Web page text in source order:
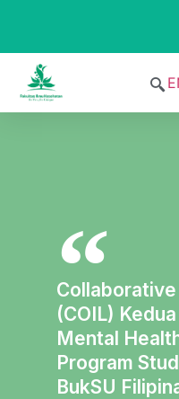
(COIL)
Mental
Program
BukSU